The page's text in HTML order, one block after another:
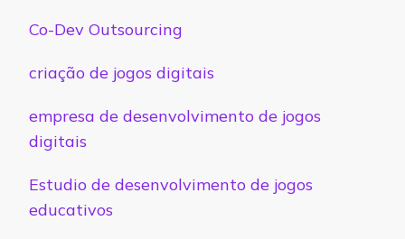
Co-Dev Outsourcing
criação de jogos digitais
empresa de desenvolvimento de jogos
digitais
Estudio de desenvolvimento de jogos
educativos